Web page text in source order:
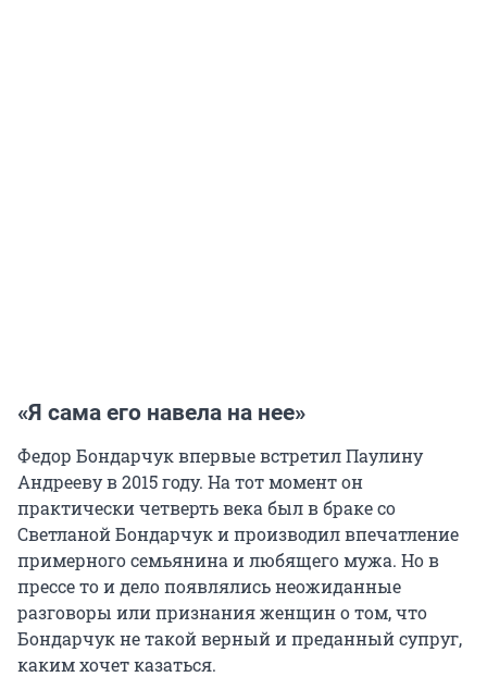
«Я сама его навела на нее»
Федор Бондарчук впервые встретил Паулину
Андрееву в 2015 году. На тот момент он
практически четверть века был в браке со
Светланой Бондарчук и производил впечатление
примерного семьянина и любящего мужа. Но в
прессе то и дело появлялисьнеожиданные
разговоры или признания женщин о том, что
Бондарчук не такой верный и преданный супруг,
каким хочет казаться.